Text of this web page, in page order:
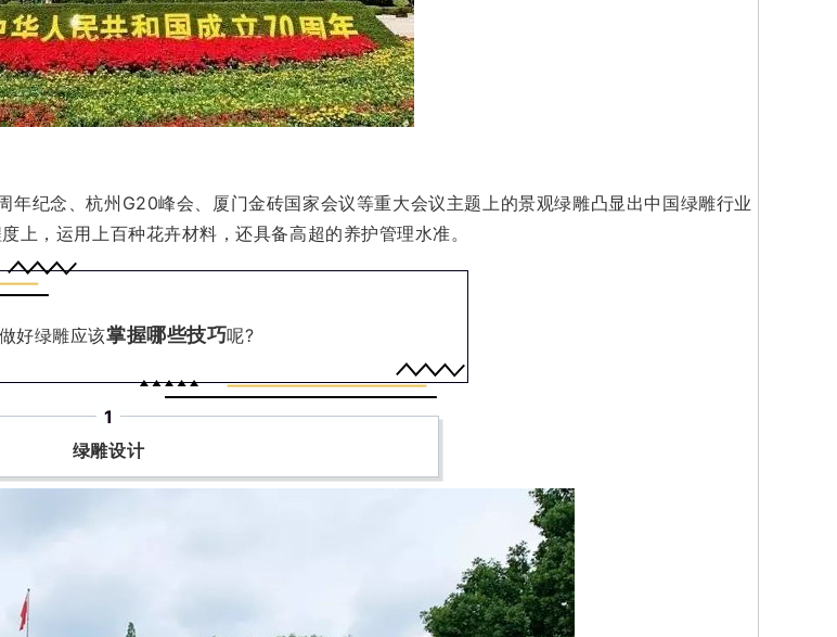
纪念、杭州G20峰会、厦门金砖国家会议等重大会议主题上的景观绿雕凸显出中国绿雕行业
上，运用上百种花卉材料，还具备高超的养护管理水准。
好绿雕应该掌握哪些技巧呢?
1
绿雕设计